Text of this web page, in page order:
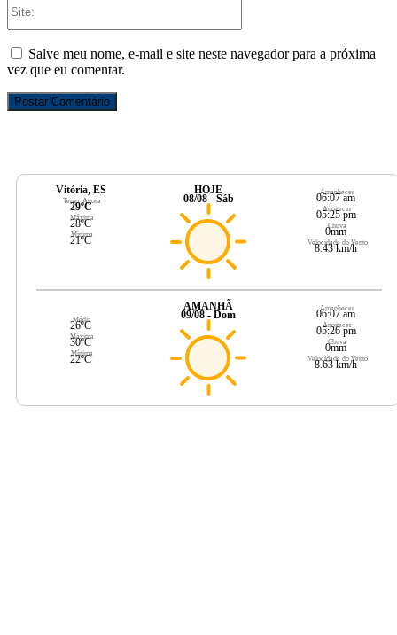
Salve meu nome, e-mail e site neste navegador para a próxima
vez que eu comentar.
Vitória, ES
Temp. Agora
29ºC
Máxima
28ºC
Mínima
21ºC
HOJE
08/08 - Sáb
Amanhecer
06:07 am
Anoitecer
05:25 pm
Chuva
0mm
Velocidade do Vento
8.43 km/h
Média
26ºC
Máxima
30ºC
Mínima
22ºC
AMANHÃ
09/08 - Dom
Amanhecer
06:07 am
Anoitecer
05:26 pm
Chuva
0mm
Velocidade do Vento
8.63 km/h